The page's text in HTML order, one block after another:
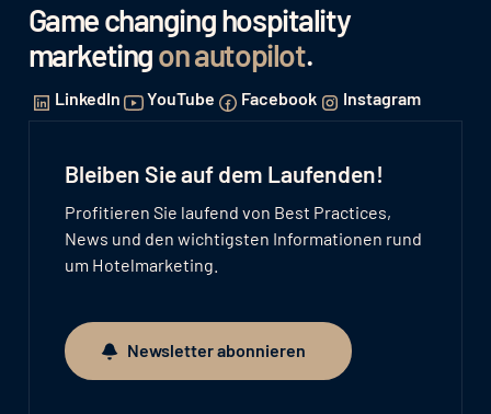
Game changing hospitality
marketingon autopilot.
LinkedIn YouTube Facebook Instagram
Bleiben Sie auf dem Laufenden!
Profitieren Sie laufend von Best Practices,
News und den wichtigsten Informationen rund
um Hotelmarketing.
Newsletter abonnieren
Newsletter abonnieren